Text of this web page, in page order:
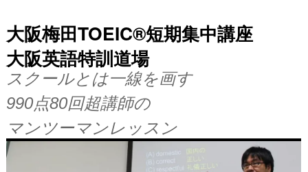
大阪梅田TOEIC®短期集中講座
大阪英語特訓道場
スクールとは一線を画す
990点80回超講師の
マンツーマンレッスン